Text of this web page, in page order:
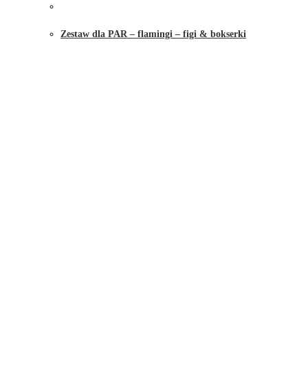
Zestaw dla PAR – flamingi – figi & bokserki